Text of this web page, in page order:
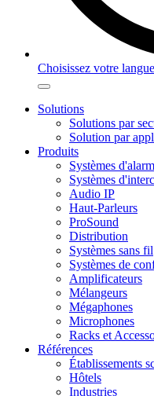
Choisissez votre
Solutions
Solutions par
Solution par
Produits
Systèmes
Systèmes
Audio IP
Haut-Parleurs
ProSound
Distribution
Systèmes sans fil
Systèmes de
Amplificateurs
Mélangeurs
Mégaphones
Microphones
Racks et
Références
Établissements
Hôtels
Industries